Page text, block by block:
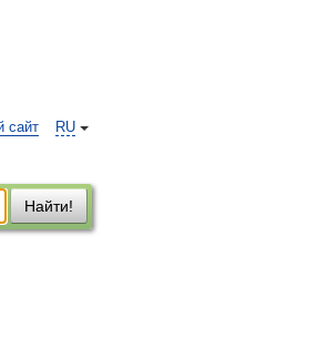
RU
сайт
Найти!